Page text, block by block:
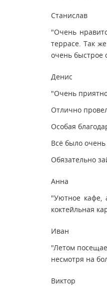
Станислав
"Очень
террасе. Так
очень быстрое
Денис
"Очень
Отлично
Особая
Всë было очень
Обязательно
Анна
"Уютное кафе,
коктейльная
Иван
"Летом
несмотря на
Виктор